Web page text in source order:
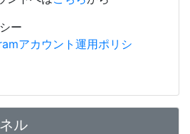
ー
アカウント運用ポリシ
ル